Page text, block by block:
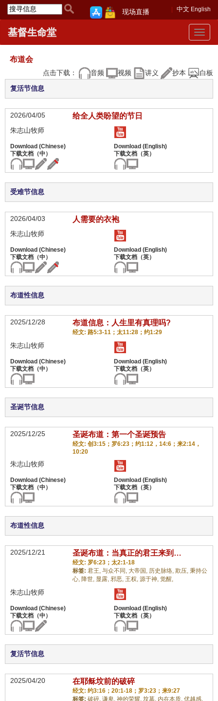
中文 English
现场直播
Toggle
基督生命堂
布道会
点击下载： 音频 视频 讲义 抄本 白板
复活节信息
2026/04/05 给全人类盼望的节日
朱志山牧师
受难节信息
2026/04/03 人需要的衣袍
朱志山牧师
布道性信息
2025/12/28 布道信息：人生里有真理吗?
经文: 路5:3-11；太11:28；约1:29
朱志山牧师
圣诞节信息
2025/12/25 圣诞布道：第一个圣诞预告
经文: 创3:15；罗6:23；约1:12，14:6；来2:14，
10:20
朱志山牧师
布道性信息
2025/12/21 圣诞布道：当真正的君王来到…
经文: 罗6:23；太2:1-18
标签: 君王, 与众不同, 大帝国, 历史脉络, 欺压, 秉持公
心, 降世, 显露, 邪恶, 王权, 源于神, 觉醒,
朱志山牧师
复活节信息
2025/04/20 在耶稣坟前的破碎
经文: 约3:16；20:1-18；罗3:23；来9:27
标签: 破碎, 谦卑, 神的荣耀, 坟墓, 内在本质, 优越感,